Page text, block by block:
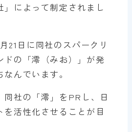
」によって制定されまし
21日に同社のスパークリ
ドの「澪（みお）」が発
んでいます。
同社の「澪」をPRし、日
を活性化させることが目